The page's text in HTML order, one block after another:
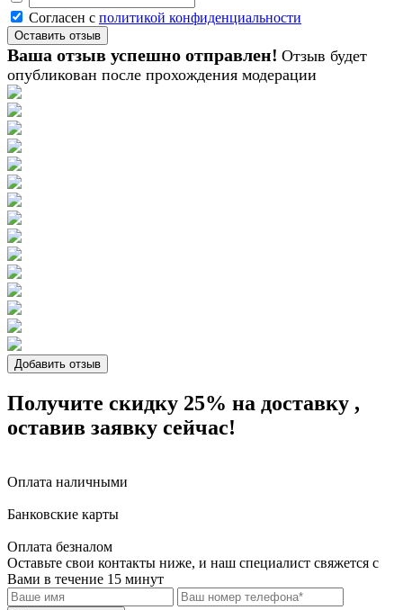
Согласен с политикой конфиденциальности
Ваша отзыв успешно отправлен! Отзыв будет
опубликован после прохождения модерации
Добавить отзыв
Получите скидку 25% на доставку ,
оставив заявку сейчас!
Оплата наличными
Банковские карты
Оплата безналом
Оставьте свои контакты ниже, и наш специалист свяжется с
Вами в течение 15 минут